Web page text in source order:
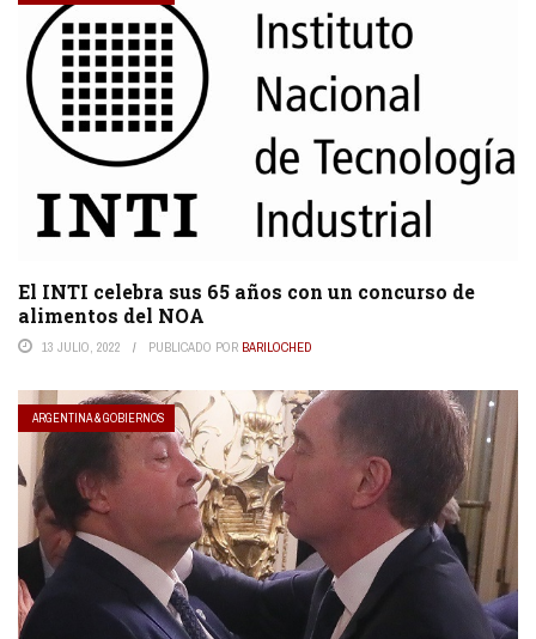
El INTI celebra sus 65 años con un concurso de
alimentos del NOA
13 JULIO, 2022 PUBLICADO POR BARILOCHED
ARGENTINA & GOBIERNOS